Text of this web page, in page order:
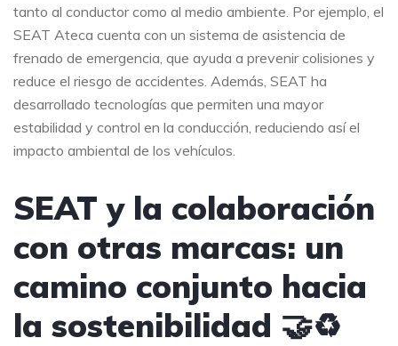
tanto al conductor como al medio ambiente. Por ejemplo, el
SEAT Ateca cuenta con un sistema de asistencia de
frenado de emergencia, que ayuda a prevenir colisiones y
reduce el riesgo de accidentes. Además, SEAT ha
desarrollado tecnologías que permiten una mayor
estabilidad y control en la conducción, reduciendo así el
impacto ambiental de los vehículos.
SEAT y la colaboración
con otras marcas: un
camino conjunto hacia
la sostenibilidad 🤝♻️